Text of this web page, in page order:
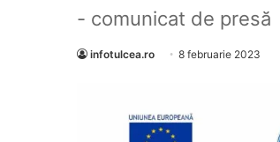
- comunicat de presă
infotulcea.ro 8 februarie 2023